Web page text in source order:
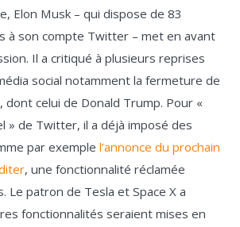
Elon Musk – qui dispose de 83
à son compte Twitter – met en avant
Il a critiqué à plusieurs reprises
social notamment la fermeture de
dont celui de Donald Trump. Pour «
» de Twitter, il a déjà imposé des
par exemple l’annonce du prochain
, une fonctionnalité réclamée
Le patron de Tesla et Space X a
fonctionnalités seraient mises en